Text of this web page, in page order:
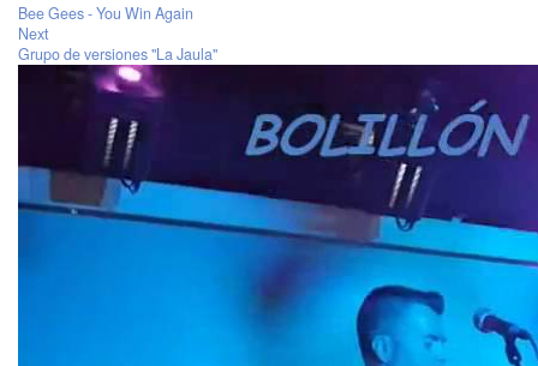
Bee Gees - You Win Again
Next
Grupo de versiones "La Jaula"